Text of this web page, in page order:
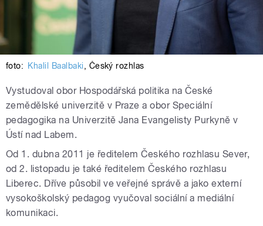
foto: Khalil Baalbaki, Český rozhlas
Vystudoval obor Hospodářská politika na České
zemědělské univerzitě v Praze a obor Speciální
pedagogika na Univerzitě Jana Evangelisty Purkyně v
Ústí nad Labem.
Od 1. dubna 2011 je ředitelem Českého rozhlasu Sever,
od 2. listopadu je také ředitelem Českého rozhlasu
Liberec. Dříve působil ve veřejné správě a jako externí
vysokoškolský pedagog vyučoval sociální a mediální
komunikaci.